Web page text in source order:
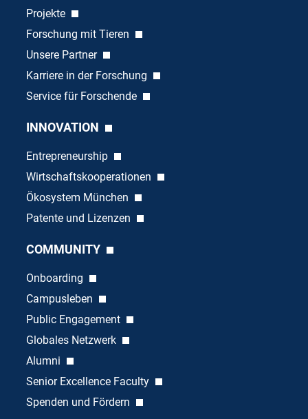
Projekte
Forschung mit Tieren
Unsere Partner
Karriere in der Forschung
Service für Forschende
INNOVATION
Entrepreneurship
Wirtschaftskooperationen
Ökosystem München
Patente und Lizenzen
COMMUNITY
Onboarding
Campusleben
Public Engagement
Globales Netzwerk
Alumni
Senior Excellence Faculty
Spenden und Fördern